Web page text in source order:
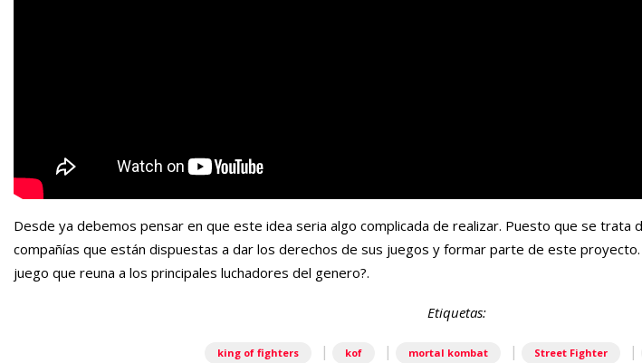
Desde ya debemos pensar en que este idea seria algo complicada de realizar. Puesto que se trata
compañías que están dispuestas a dar los derechos de sus juegos y formar parte de este
juego que reuna a los principales luchadores del genero?.
Etiquetas:
king of fighters | kof | mortal kombat | Street Fighter |